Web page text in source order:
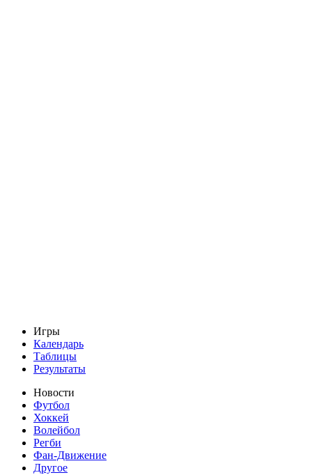
Игры
Календарь
Таблицы
Результаты
Новости
Футбол
Хоккей
Волейбол
Регби
Фан-Движение
Другое